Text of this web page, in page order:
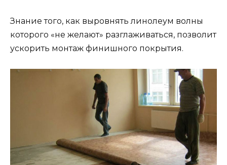
Знание того, как выровнять линолеум волны
которого «не желают» разглаживаться, позволит
ускорить монтаж финишного покрытия.